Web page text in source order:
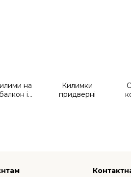
на
балкон і
Килимки
придверні